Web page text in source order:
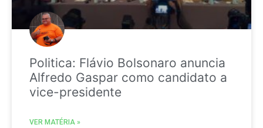
Politica: Flávio Bolsonaro anuncia
Alfredo Gaspar como candidato a
vice-presidente
VER MATÉRIA »